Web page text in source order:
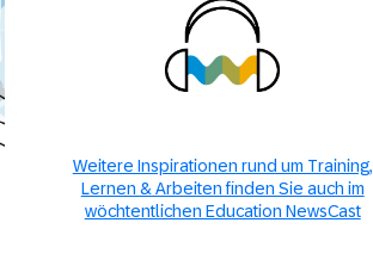
Weitere Inspirationen rund um Training,
Lernen & Arbeiten finden Sie auch im
wöchtentlichen Education NewsCast